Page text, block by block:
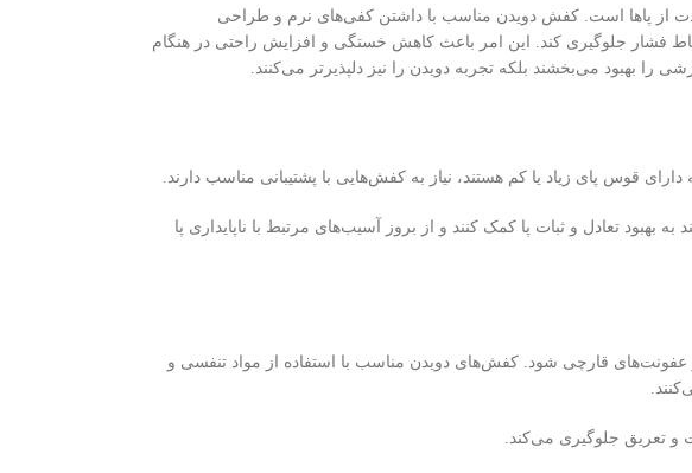
از پاها است. کفش دویدن مناسب با داشتن کفی‌های نرم و طراحی
فشار جلوگیری کند. این امر باعث کاهش خستگی و افزایش راحتی در هنگام
بهبود می‌بخشند بلکه تجربه دویدن را نیز دلپذیرتر می‌کنند.
قوس پای زیاد یا کم هستند، نیاز به کفش‌هایی با پشتیبانی مناسب دارند.
تعادل و ثبات پا کمک کنند و از بروز آسیب‌های مرتبط با ناپایداری پا
عفونت‌های قارچی شود. کفش‌های دویدن مناسب با استفاده از مواد تنفسی و
و تعریق جلوگیری می‌کند.